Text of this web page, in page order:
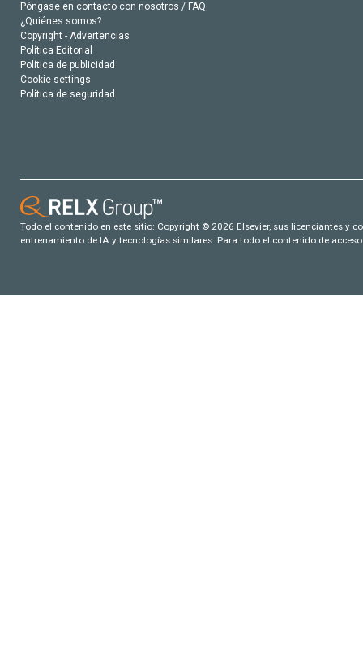
Póngase en contacto con nosotros / FAQ
¿Quiénes somos?
Copyright - Advertencias
Política Editorial
Política de publicidad
Cookie settings
Política de seguridad
Todo el contenido en este sitio: Copyright © 2026 Elsevier, sus licenciantes y
entrenamiento de IA y tecnologías similares. Para todo el contenido de